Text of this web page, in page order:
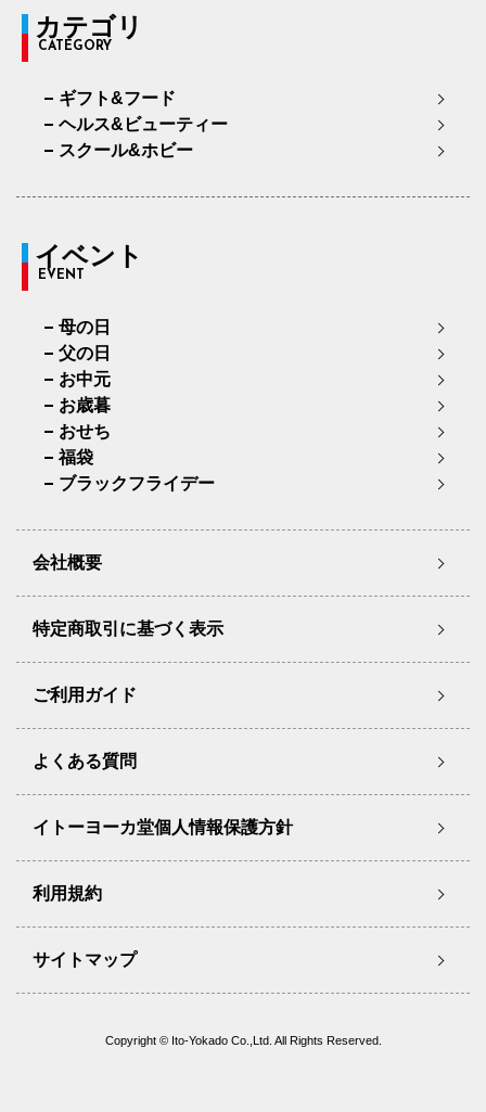
カテゴリ
CATEGORY
ギフト&フード
ヘルス&ビューティー
スクール&ホビー
イベント
EVENT
母の日
父の日
お中元
お歳暮
おせち
福袋
ブラックフライデー
会社概要
特定商取引に基づく表示
ご利用ガイド
よくある質問
イトーヨーカ堂個人情報保護方針
利用規約
サイトマップ
Copyright © Ito-Yokado Co.,Ltd. All Rights Reserved.